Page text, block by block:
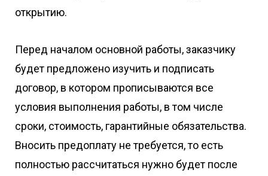
открытию.
Перед началом основной работы, заказчику
будет предложено изучить и подписать
договор, в котором прописываются все
условия выполнения работы, в том числе
сроки, стоимость, гарантийные обязательства.
Вносить предоплату не требуется, то есть
полностью рассчитаться нужно будет после